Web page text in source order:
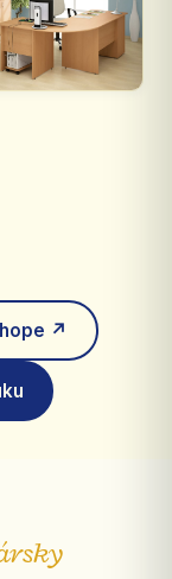
↗